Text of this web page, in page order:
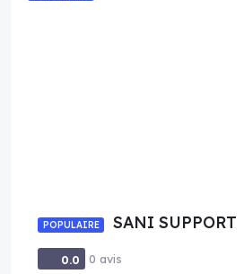
POPULAIRE SANI SUPPORT
0.0 0 avis